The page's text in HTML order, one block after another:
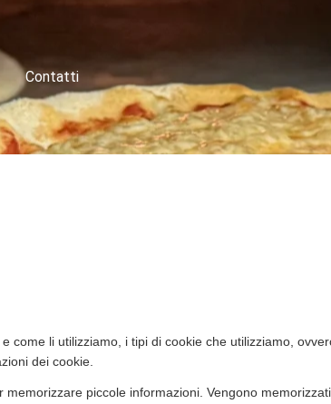
Contatti
come li utilizziamo, i tipi di cookie che utilizziamo,
dei cookie.
piccole informazioni. Vengono